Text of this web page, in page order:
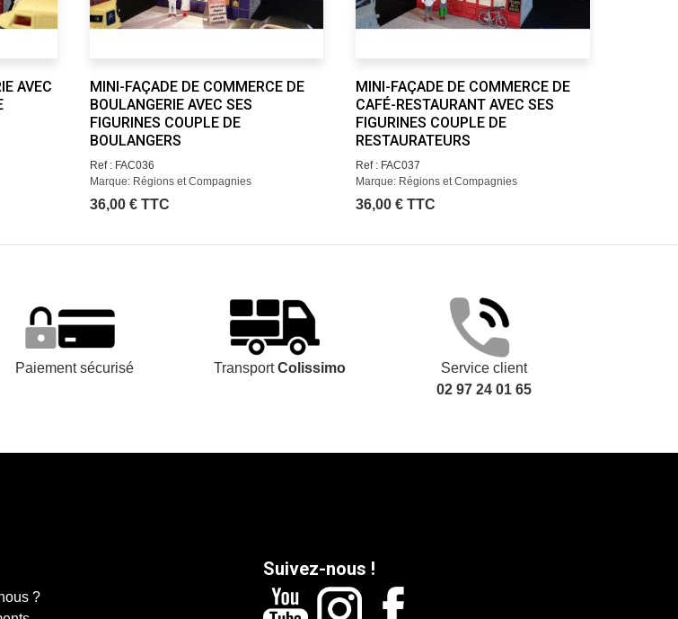
AVEC
MINI-FAÇADE DE COMMERCE DE
BOULANGERIE AVEC SES
FIGURINES COUPLE DE
BOULANGERS
Ref : FAC036
Marque: Régions et Compagnies
36,00 € TTC
MINI-FAÇADE DE COMMERCE DE
CAFÉ-RESTAURANT AVEC SES
FIGURINES COUPLE DE
RESTAURATEURS
Ref : FAC037
Marque: Régions et Compagnies
36,00 € TTC
Paiement sécurisé TransportColissimo
Service client
02 97 24 01 65
?
Suivez-nous !